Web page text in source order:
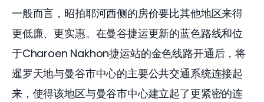
一般而言，昭拍耶河西侧的房价要比其他地区来得
更低廉、更实惠。在曼谷捷运更新的蓝色路线和位
于Charoen Nakhon捷运站的金色线路开通后，将
暹罗天地与曼谷市中心的主要公共交通系统连接起
来，使得该地区与曼谷市中心建立起了更紧密的连